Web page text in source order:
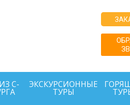
С- ЭКСКУРСИОННЫЕ
ТУРЫ